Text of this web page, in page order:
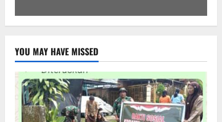
YOU MAY HAVE MISSED